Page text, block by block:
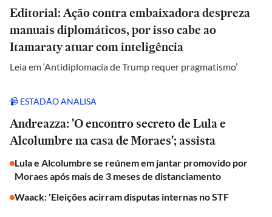
Editorial: Ação contra embaixadora despreza
manuais diplomáticos, por isso cabe ao
Itamaraty atuar com inteligência
Leia em ‘Antidiplomacia de Trump requer pragmatismo’
📹 ESTADÃO ANALISA
Andreazza: 'O encontro secreto de Lula e
Alcolumbre na casa de Moraes'; assista
Lula e Alcolumbre se reúnem em jantar promovido por
Moraes após mais de 3 meses de distanciamento
Waack: 'Eleições acirram disputas internas no STF